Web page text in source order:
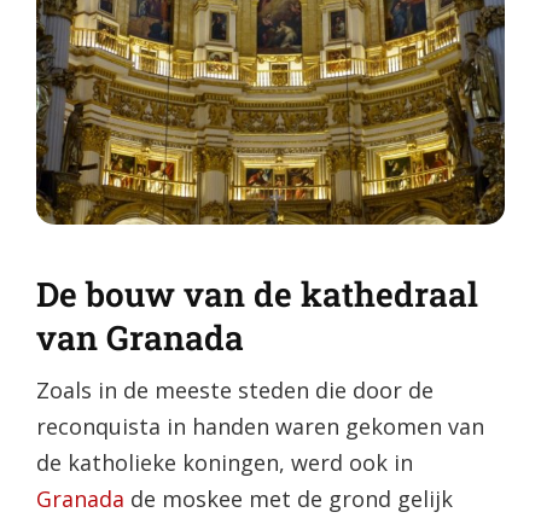
De bouw van de kathedraal
van Granada
Zoals in de meeste steden die door de
reconquista in handen waren gekomen van
de katholieke koningen, werd ook in
Granada de moskee met de grond gelijk